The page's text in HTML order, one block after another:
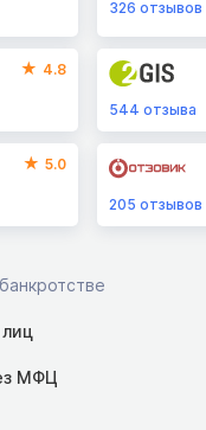
326отзывов
4.8
544отзыва
5.0
205отзывов
МФЦ